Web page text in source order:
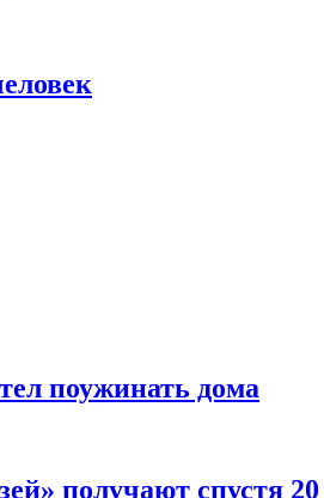
поужинать дома
получают спустя